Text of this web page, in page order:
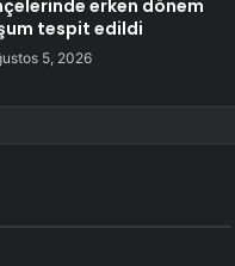
erken dönem
tespit edildi
5, 2026